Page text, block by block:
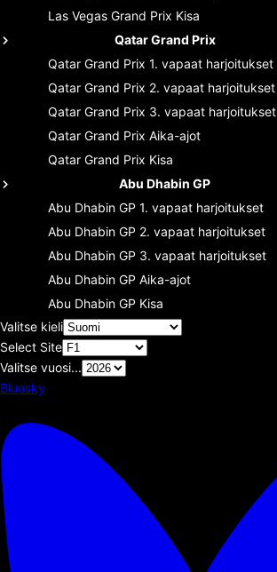
Las Vegas Grand Prix Kisa
Qatar Grand Prix
Qatar Grand Prix 1. vapaat harjoitukset
Qatar Grand Prix 2. vapaat harjoitukset
Qatar Grand Prix 3. vapaat harjoitukset
Qatar Grand Prix Aika-ajot
Qatar Grand Prix Kisa
Abu Dhabin GP
Abu Dhabin GP 1. vapaat harjoitukset
Abu Dhabin GP 2. vapaat harjoitukset
Abu Dhabin GP 3. vapaat harjoitukset
Abu Dhabin GP Aika-ajot
Abu Dhabin GP Kisa
Valitse kieli
Select Site
Valitse vuosi...
Bluesky